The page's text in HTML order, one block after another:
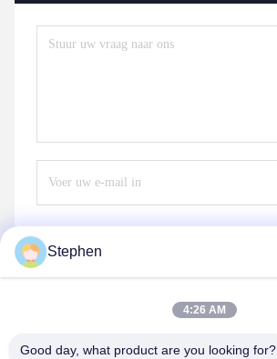
Stephen
4:26 AM
Good day, what product are you looking for?